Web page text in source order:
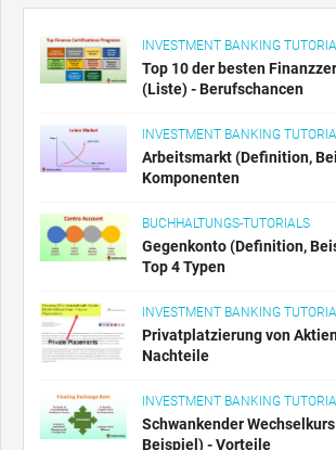
INVESTMENT BANKING
Top 10 der besten
(Liste) - Berufschancen
INVESTMENT BANKING
Arbeitsmarkt (Definition,
Komponenten
BUCHHALTUNGS-TUTORIALS
Gegenkonto (Definition,
Top 4 Typen
INVESTMENT BANKING
Privatplatzierung von
Nachteile
INVESTMENT BANKING
Schwankender
Beispiel) - Vorteile